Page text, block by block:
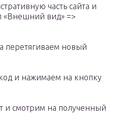
часть сайта и
«Внешний вид» =>
перетягиваем новый
и нажимаем на кнопку
и смотрим на полученный